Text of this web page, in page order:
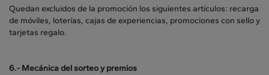
Quedan excluidos de la promoción los siguientes artículos: recarga
de móviles, loterías, cajas de experiencias, promociones con sello y
tarjetas regalo.
6.- Mecánica del sorteo y premios